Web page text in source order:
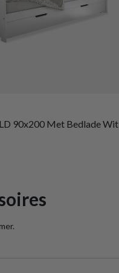
90x200 Met Bedlade Wit